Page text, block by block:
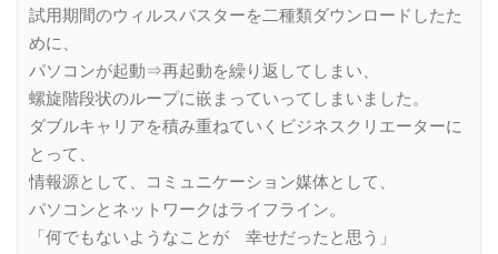
試用期間のウィルスバスターを二種類ダウンロードしたた
めに、
パソコンが起動⇒再起動を繰り返してしまい、
螺旋階段状のループに嵌まっていってしまいました。
ダブルキャリアを積み重ねていくビジネスクリエーターに
とって、
情報源として、コミュニケーション媒体として、
パソコンとネットワークはライフライン。
「何でもないようなことが 幸せだったと思う」